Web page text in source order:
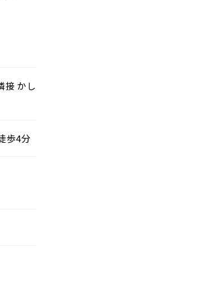
接 かし
歩4分